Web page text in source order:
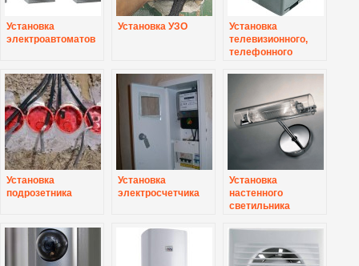
Установка
электроавтоматов
Установка УЗО
Установка
телевизионного,
телефонного
Установка
подрозетника
Установка
электросчетчика
Установка
настенного
светильника